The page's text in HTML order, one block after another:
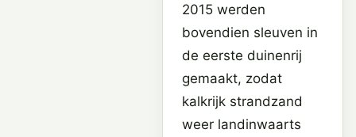
2015 werden
bovendien sleuven in
de eerste duinenrij
gemaakt, zodat
kalkrijk strandzand
weer landinwaarts